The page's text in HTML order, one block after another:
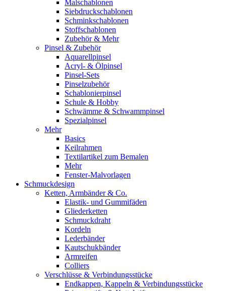
Malschablonen
Siebdruckschablonen
Schminkschablonen
Stoffschablonen
Zubehör & Mehr
Pinsel & Zubehör
Aquarellpinsel
Acryl- & Ölpinsel
Pinsel-Sets
Pinselzubehör
Schablonierpinsel
Schule & Hobby
Schwämme & Schwammpinsel
Spezialpinsel
Mehr
Basics
Keilrahmen
Textilartikel zum Bemalen
Mehr
Fenster-Malvorlagen
Schmuckdesign
Ketten, Armbänder & Co.
Elastik- und Gummifäden
Gliederketten
Schmuckdraht
Kordeln
Lederbänder
Kautschukbänder
Armreifen
Colliers
Verschlüsse & Verbindungsstücke
Endkappen, Kappeln & Verbindungsstücke